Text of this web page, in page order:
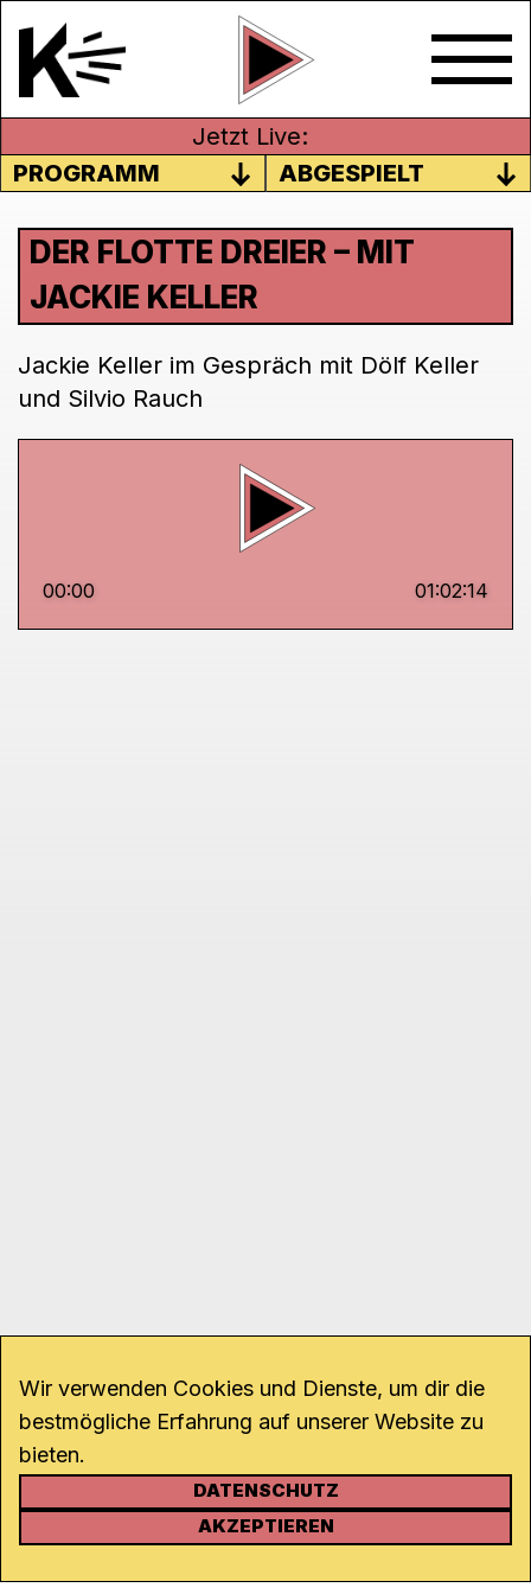
Jetzt Live:
PROGRAMM
ABGESPIELT
DER FLOTTE DREIER – MIT
JACKIE KELLER
Jackie Keller im Gespräch mit Dölf Keller
und Silvio Rauch
00:00 01:02:14
KONTAKT
Wir verwenden Cookies und Dienste, um dir die
bestmögliche Erfahrung auf unserer Website zu
bieten.
DATENSCHUTZ
AKZEPTIEREN